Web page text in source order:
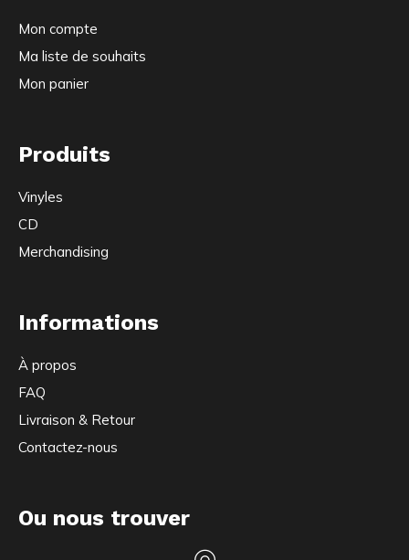
Mon compte
Ma liste de souhaits
Mon panier
Produits
Vinyles
CD
Merchandising
Informations
À propos
FAQ
Livraison & Retour
Contactez-nous
Ou nous trouver